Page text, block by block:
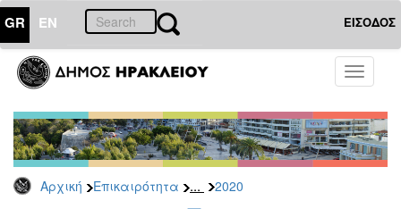
GR EN ΕΙΣΟΔΟΣ
Toggle
Αρχική Επικαιρότητα ... 2020
ΕΠΙΚΑΙΡΟΤΗΤΑ
Τύπου
Αρχείο
2026
2025